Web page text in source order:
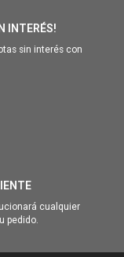
INTERÉS!
sin interés con
cualquier
pedido.